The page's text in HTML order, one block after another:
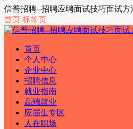
信普招聘--招聘应聘面试技巧面试方
首页 标签页
首页
个人中心
企业中心
招聘信息
就业指南
高端就业
应届生专区
人在职场